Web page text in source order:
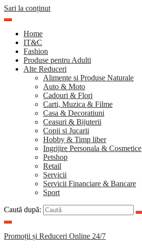
Sari la conținut
Home
IT&C
Fashion
Produse pentru Adulti
Alte Reduceri
Alimente si Produse Naturale
Auto & Moto
Cadouri & Flori
Carti, Muzica & Filme
Casa & Decoratiuni
Ceasuri & Bijuterii
Copii si Jucarii
Hobby & Timp liber
Ingrijire Personala & Cosmetice
Petshop
Retail
Servicii
Servicii Financiare & Bancare
Sport
Caută după:
Promoții și Reduceri Online 24/7